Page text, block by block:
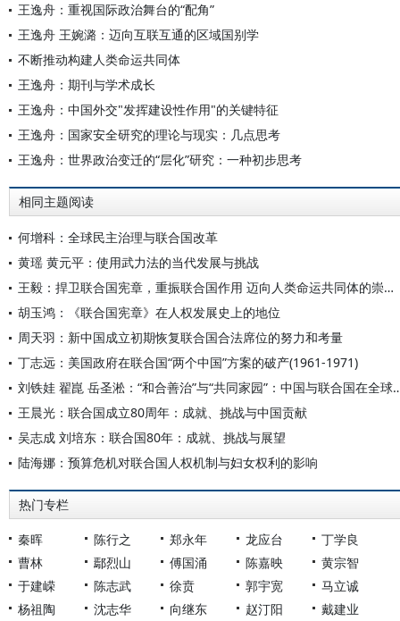
王逸舟：重视国际政治舞台的“配角”
王逸舟 王婉潞：迈向互联互通的区域国别学
不断推动构建人类命运共同体
王逸舟：期刊与学术成长
王逸舟：中国外交"发挥建设性作用"的关键特征
王逸舟：国家安全研究的理论与现实：几点思考
王逸舟：世界政治变迁的“层化”研究：一种初步思考
相同主题阅读
何增科：全球民主治理与联合国改革
黄瑶 黄元平：使用武力法的当代发展与挑战
王毅：捍卫联合国宪章，重振联合国作用 迈向人类命运共同体的崇高目标
胡玉鸿：《联合国宪章》在人权发展史上的地位
周天羽：新中国成立初期恢复联合国合法席位的努力和考量
丁志远：美国政府在联合国“两个中国”方案的破产(1961-1971)
刘铁娃 翟崑 岳圣淞：“和合善治”与
王晨光：联合国成立80周年：成就、挑战与中国贡献
吴志成 刘培东：联合国80年：成就、挑战与展望
陆海娜：预算危机对联合国人权机制与妇女权利的影响
热门专栏
秦晖 陈行之 郑永年 龙应台
丁学良
曹林
鄢烈山 傅国涌 陈嘉映
黄宗智
于建嵘
陈志武 徐贲 郭宇宽
马立诚
杨祖陶
沈志华 向继东 赵汀阳 戴建业